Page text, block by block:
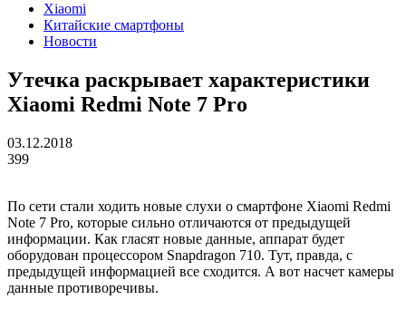
Xiaomi
Китайские смартфоны
Новости
Утечка раскрывает характеристики
Xiaomi Redmi Note 7 Pro
03.12.2018
399
По сети стали ходить новые слухи о смартфоне Xiaomi Redmi
Note 7 Pro, которые сильно отличаются от предыдущей
информации. Как гласят новые данные, аппарат будет
оборудован процессором Snapdragon 710. Тут, правда, с
предыдущей информацией все сходится. А вот насчет камеры
данные противоречивы.